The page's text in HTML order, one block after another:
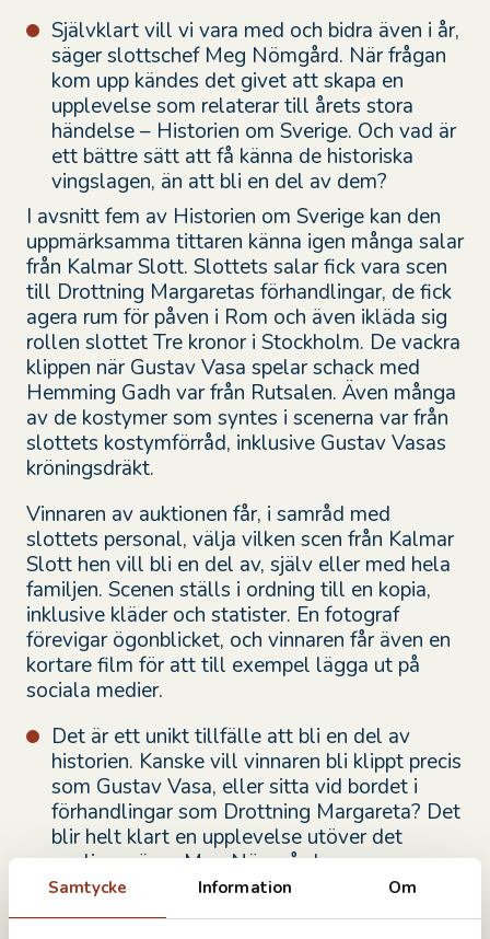
Samtycke Information Om
Självklart vill vi vara med och bidra även i år,
säger slottschef Meg Nömgård. När frågan
kom upp kändes det givet att skapa en
upplevelse som relaterar till årets stora
händelse – Historien om Sverige. Och vad är
ett bättre sätt att få känna de historiska
vingslagen, än att bli en del av dem?
I avsnitt fem av Historien om Sverige kan den
uppmärksamma tittaren känna igen många salar
från Kalmar Slott. Slottets salar fick vara scen
till Drottning Margaretas förhandlingar, de fick
agera rum för påven i Rom och även ikläda sig
rollen slottet Tre kronor i Stockholm. De vackra
klippen när Gustav Vasa spelar schack med
Hemming Gadh var från Rutsalen. Även många
av de kostymer som syntes i scenerna var från
slottets kostymförråd, inklusive Gustav Vasas
kröningsdräkt.
Vinnaren av auktionen får, i samråd med
slottets personal, välja vilken scen från Kalmar
Slott hen vill bli en del av, själv eller med hela
familjen. Scenen ställs i ordning till en kopia,
inklusive kläder och statister. En fotograf
förevigar ögonblicket, och vinnaren får även en
kortare film för att till exempel lägga ut på
sociala medier.
Det är ett unikt tillfälle att bli en del av
historien. Kanske vill vinnaren bli klippt precis
som Gustav Vasa, eller sitta vid bordet i
förhandlingar som Drottning Margareta? Det
blir helt klart en upplevelse utöver det
vanliga, säger Meg Nömgård.
Historien om Sverige är SVT:s storsatsning på
historia. Det är berättelsen om vårt land. Om